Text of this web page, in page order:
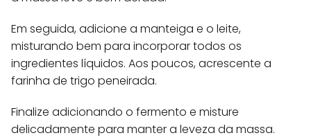
Em seguida, adicione a manteiga e o leite,
misturando bem para incorporar todos os
ingredientes líquidos. Aos poucos, acrescente a
farinha de trigo peneirada.
Finalize adicionando o fermento e misture
delicadamente para manter a leveza da massa.